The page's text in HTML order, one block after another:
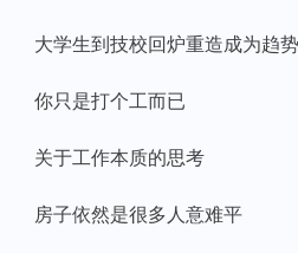
大学生到技校回炉重造成为趋势
你只是打个工而已
关于工作本质的思考
房子依然是很多人意难平